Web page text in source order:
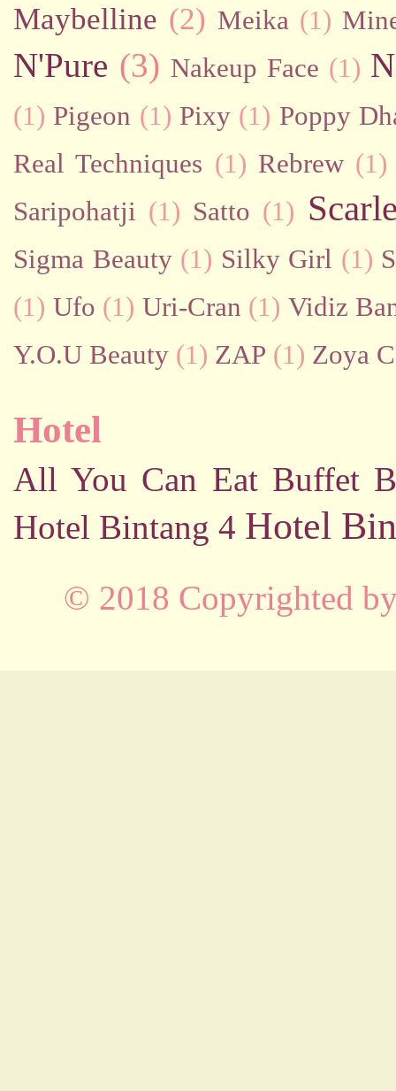
Maybelline (2) Meika (1)
N'Pure (3) Nakeup Face (1)
(1) Pigeon (1) Pixy (1) Poppy
Real Techniques (1) Rebrew (1)
Saripohatji (1) Satto (1)
Sigma Beauty (1) Silky Girl (1)
(1) Ufo (1) Uri-Cran (1) Vidiz
Y.O.U Beauty (1) ZAP (1) Zoya
Hotel
All You Can Eat Buffet
Hotel Bintang 4 Hotel
© 2018 Copyrighted